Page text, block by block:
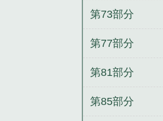
第73部分
第77部分
第81部分
第85部分